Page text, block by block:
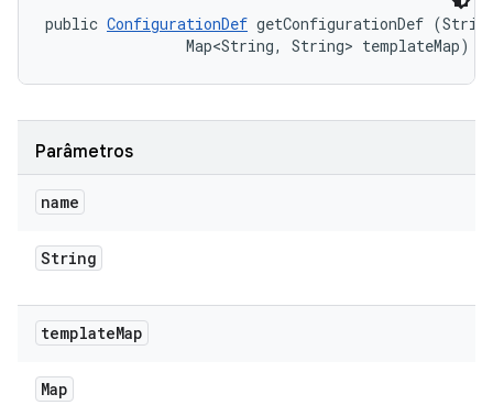
public ConfigurationDef getConfigurationDef
                Map<String, String> templateMap)
Parâmetros
name
String
templateMap
Map